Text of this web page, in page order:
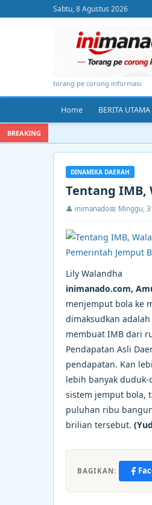
Sabtu, 8 Agustus 2026
torang pe corong informasi
Home BERITA UTAMA
BREAKING
DINAMIKA DAERAH
Tentang IMB,
👤 inimanado📅 Minggu,
Lily Walandha
inimanado.com,
menjemput bola ke
dimaksudkan
membuat IMB dari
Pendapatan Asli
pendapatan. Kan
lebih banyak duduk-
sistem jemput bola,
puluhan ribu
brilian tersebut.
BAGIKAN: